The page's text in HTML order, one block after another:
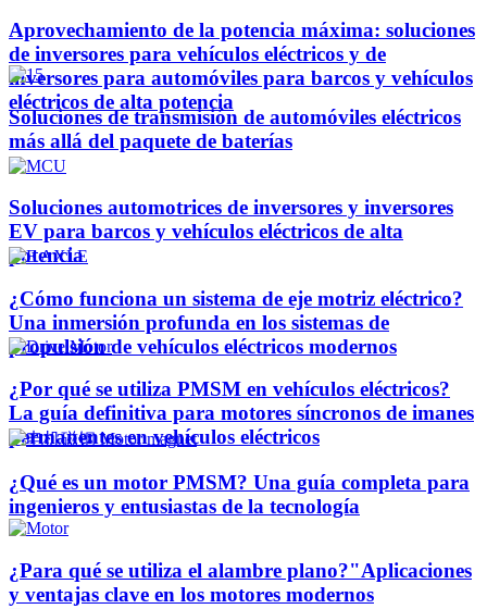
Aprovechamiento de la potencia máxima: soluciones
de inversores para vehículos eléctricos y de
inversores para automóviles para barcos y vehículos
eléctricos de alta potencia
Soluciones de transmisión de automóviles eléctricos
más allá del paquete de baterías
Soluciones automotrices de inversores y inversores
EV para barcos y vehículos eléctricos de alta
potencia
¿Cómo funciona un sistema de eje motriz eléctrico?
Una inmersión profunda en los sistemas de
propulsión de vehículos eléctricos modernos
¿Por qué se utiliza PMSM en vehículos eléctricos?
La guía definitiva para motores síncronos de imanes
permanentes en vehículos eléctricos
¿Qué es un motor PMSM? Una guía completa para
ingenieros y entusiastas de la tecnología
¿Para qué se utiliza el alambre plano?"Aplicaciones
y ventajas clave en los motores modernos